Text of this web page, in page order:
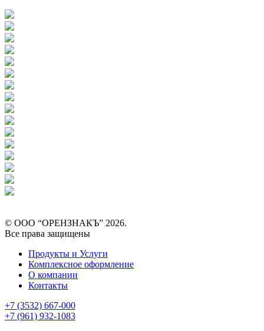
© ООО “ОРЕНЗНАКЪ” 2026.
Все права защищены
Продукты и Услуги
Комплексное оформление
О компании
Контакты
+7 (3532) 667-000
+7 (961) 932-1083